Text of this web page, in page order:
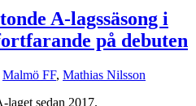
A-lagssäsong i
på debuten
Malmö FF, Mathias Nilsson
laget sedan 2017.